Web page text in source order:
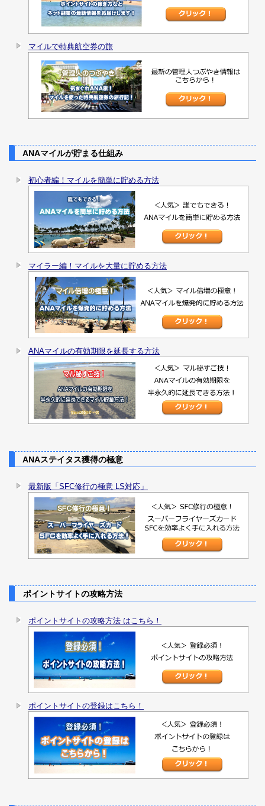
マイルで特典航空券の旅
ANAマイルが貯まる仕組み
初心者編！マイルを簡単に貯める方法
マイラー編！マイルを大量に貯める方法
ANAマイルの有効期限を延長する方法
ANAステイタス獲得の極意
最新版「SFC修行の極意 LS対応」
ポイントサイトの攻略方法
ポイントサイトの攻略方法 はこちら！
ポイントサイトの登録はこちら！